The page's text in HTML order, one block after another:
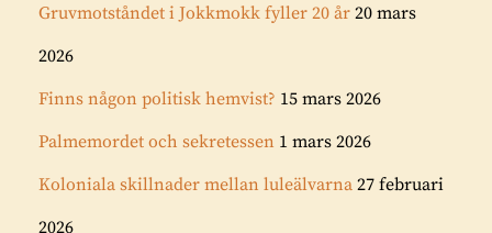
Gruvmotståndet i Jokkmokk fyller 20 år 20 mars
2026
Finns någon politisk hemvist? 15 mars 2026
Palmemordet och sekretessen 1 mars 2026
Koloniala skillnader mellan luleälvarna 27 februari
2026